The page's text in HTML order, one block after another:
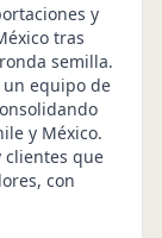
y
tras
semilla.
equipo de
y México.
clientes que
con